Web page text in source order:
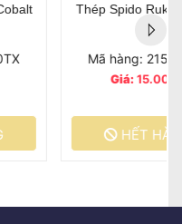
Thép Spido Ruko, Cobalt
Mã hàng: 215015TX
HẾT HÀNG